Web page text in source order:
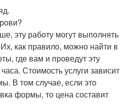
эту работу могут выполнять
как правило, можно найти в
где вам и проведут эту
Стоимость услуги зависит
В том случае, если это
формы, то цена составит